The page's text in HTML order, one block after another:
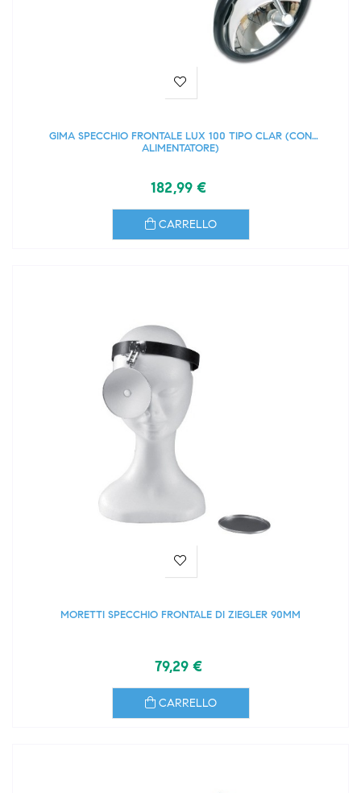
GIMA SPECCHIO FRONTALE LUX 100 TIPO CLAR (CON
ALIMENTATORE)
182,99 €
CARRELLO
MORETTI SPECCHIO FRONTALE DI ZIEGLER 90MM
79,29 €
CARRELLO